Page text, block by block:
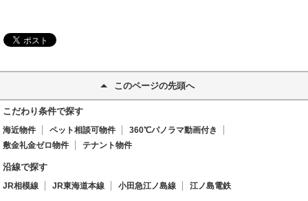
このページの先頭へ
こだわり条件で探す
海近物件 ペット相談可物件
360℃パノラマ動画付き
敷金礼金ゼロ物件
テナント物件
沿線で探す
JR相模線 JR東海道本線 小田急江ノ島線 江ノ島電鉄